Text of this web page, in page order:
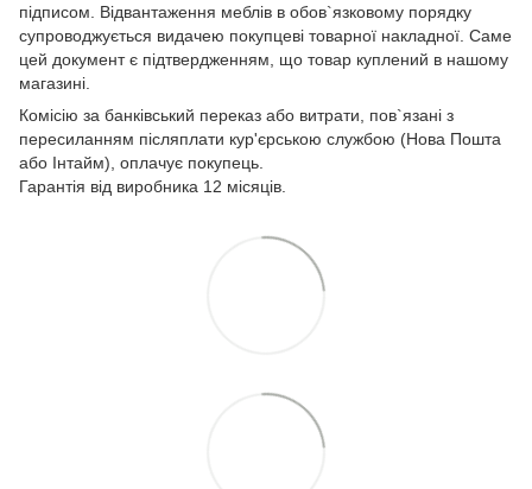
підписом. Відвантаження меблів в обов`язковому порядку
супроводжується видачею покупцеві товарної накладної. Саме
цей документ є підтвердженням, що товар куплений в нашому
магазині.
Комісію за банківський переказ або витрати, пов`язані з
пересиланням післяплати кур'єрською службою (Нова Пошта
або Інтайм), оплачує покупець.
Гарантія від виробника 12 місяців.